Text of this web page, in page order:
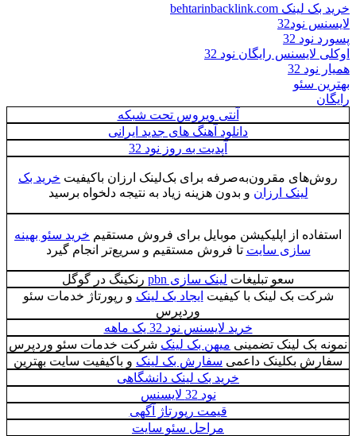
خرید بک لینک behtarinbacklink.com
لایسنس نود32
پسورد نود 32
اوکلی لایسنس رایگان نود 32
همیار نود 32
بهترین سئو
رایگان
آنتی ویروس تحت شبکه
دانلود آهنگ های جدید ایرانی
آپدیت به روز نود 32
روش‌های مقرون‌به‌صرفه برای بک‌لینک ارزان باکیفیت خرید بک
لینک ارزان و بدون هزینه زیاد به نتیجه دلخواه برسید
استفاده از اپلیکیشن موبایل برای فروش مستقیم خرید سئو بهینه
سازی سایت تا فروش مستقیم و سریع‌تر انجام گیرد
سعو تبلیغات لینک سازی pbn
رنکینگ در گوگل
شرکت بک لینک با کیفیت ایجاد بک لینک و رپورتاژ خدمات سئو
وردپرس
خرید لایسنس نود 32 یک ماهه
نمونه بک لینک تضمینی میهن بک لینک شرکت خدمات سئو وردپرس
سفارش بکلینک داعمی سفارش بک لینک و باکیفیت سایت بهترین
خرید بک لینک دانشگاهی
نود 32 لایسنس
قیمت رپورتاژ آگهی
مراحل سئو سایت